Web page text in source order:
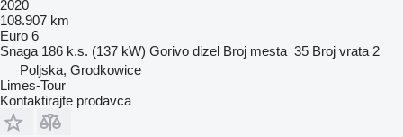
2020
108.907 km
Euro 6
Snaga 186 k.s. (137 kW) Gorivo dizel Broj mesta 35 Broj vrata 2
Poljska, Grodkowice
Limes-Tour
Kontaktirajte prodavca